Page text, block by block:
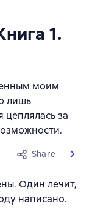
1.
моим
лишь
за
Share
Один лечит,
написано.